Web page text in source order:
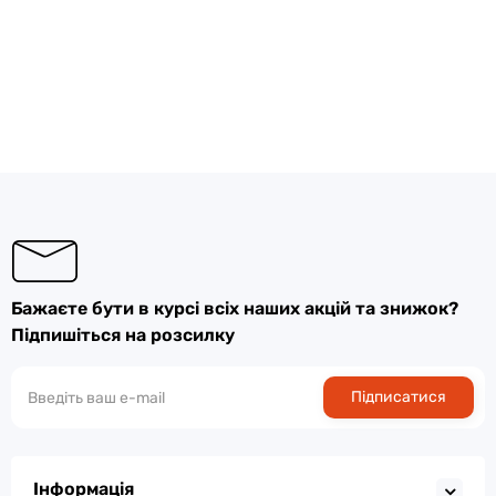
Бажаєте бути в курсі всіх наших акцій та знижок?
Підпишіться на розсилку
Підписатися
Інформація